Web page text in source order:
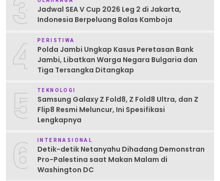
3
Jadwal SEA V Cup 2026 Leg 2 di Jakarta,
Indonesia Berpeluang Balas Kamboja
4 PERISTIWA
Polda Jambi Ungkap Kasus Peretasan Bank
Jambi, Libatkan Warga Negara Bulgaria dan
Tiga Tersangka Ditangkap
5 TEKNOLOGI
Samsung Galaxy Z Fold8, Z Fold8 Ultra, dan Z
Flip8 Resmi Meluncur, Ini Spesifikasi
Lengkapnya
6 INTERNASIONAL
Detik-detik Netanyahu Dihadang Demonstran
Pro-Palestina saat Makan Malam di
Washington DC